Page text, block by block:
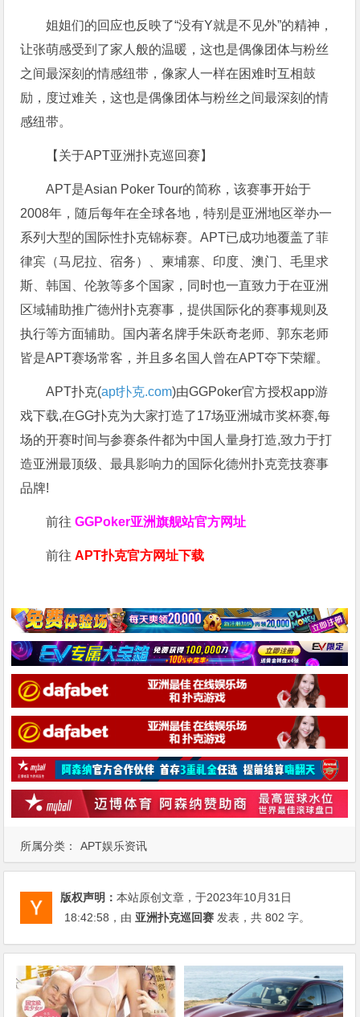
所属分类： APT娱乐资讯
姐姐们的回应也反映了“没有Y就是不见外”的精神，
让张萌感受到了家人般的温暖，这也是偶像团体与粉丝
之间最深刻的情感纽带，像家人一样在困难时互相鼓
励，度过难关，这也是偶像团体与粉丝之间最深刻的情
感纽带。
【关于APT亚洲扑克巡回赛】
APT是Asian Poker Tour的简称，该赛事开始于
2008年，随后每年在全球各地，特别是亚洲地区举办一
系列大型的国际性扑克锦标赛。APT已成功地覆盖了菲
律宾（马尼拉、宿务）、柬埔寨、印度、澳门、毛里求
斯、韩国、伦敦等多个国家，同时也一直致力于在亚洲
区域辅助推广德州扑克赛事，提供国际化的赛事规则及
执行等方面辅助。国内著名牌手朱跃奇老师、郭东老师
皆是APT赛场常客，并且多名国人曾在APT夺下荣耀。
APT扑克(apt扑克.com)由GGPoker官方授权app游
戏下载,在GG扑克为大家打造了17场亚洲城市奖杯赛,每
场的开赛时间与参赛条件都为中国人量身打造,致力于打
造亚洲最顶级、最具影响力的国际化德州扑克竞技赛事
品牌!
前往GGPoker亚洲旗舰站官方网址
前往 APT扑克官方网址下载
版权声明：本站原创文章，于2023年10月31日
18:42:58 ，由 亚洲扑克巡回赛 发表，共 802 字。